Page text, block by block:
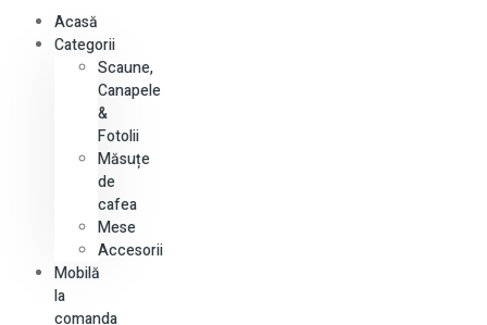
Acasă
Categorii
Scaune,
Canapele
&
Fotolii
Măsuțe
de
cafea
Mese
Accesorii
Mobilă
la
comanda